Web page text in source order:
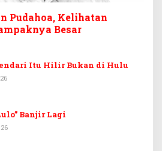
Pudahoa, Kelihatan
Besar
Itu Hilir Bukan di Hulu
Banjir Lagi